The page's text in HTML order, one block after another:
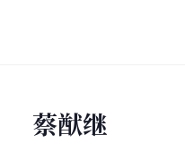
蔡猷继